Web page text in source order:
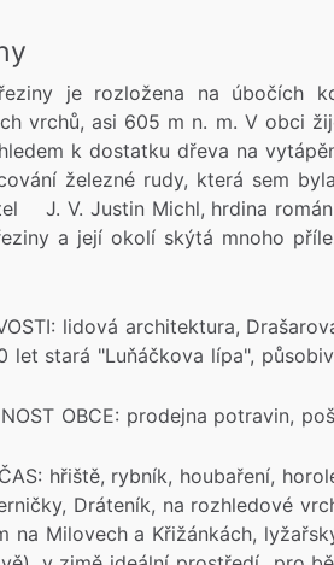
je rozložena na úbočích
vrchů, asi 605 m n. m. V obci
k dostatku dřeva na
železné rudy, která sem
J. V. Justin Michl, hrdina
a její okolí skýtá mnoho
lidová architektura,
let stará "Luňáčkova lípa",
OBCE: prodejna potravin,
hřiště, rybník, houbaření,
Dráteník, na rozhledové
na Milovech a Křižánkách,